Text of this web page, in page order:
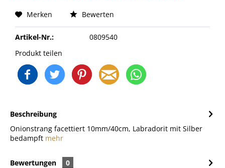
Merken Bewerten
Artikel-Nr.:
0809540
Produkt teilen
Beschreibung
Onionstrang facettiert 10mm/40cm, Labradorit mit Silber
bedampft mehr
Bewertungen
0